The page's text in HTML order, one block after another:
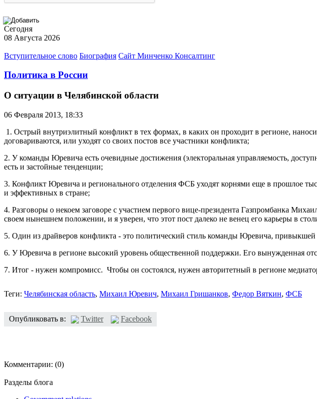
Сегодня
08 Августа 2026
Вступительное слово Биография Сайт Минченко Консалтинг
Политика в России
О ситуации в Челябинской области
06 Февраля 2013, 18:33
1. Острый внутриэлитный конфликт в тех формах, в каких он проходит в регионе,
договариваются, или уходят со своих постов все участники конфликта;
2. У команды Юревича есть очевидные достижения (электоральная управляемость,
есть и застойные тенденции;
3. Конфликт Юревича и регионального отделения ФСБ уходят корнями еще в прошлое
и эффективных в стране;
4. Разговоры о некоем заговоре с участием первого вице-президента Газпромбанка
своем нынешнем положении, и я уверен, что этот пост далеко не венец его карьеры в
5. Один из драйверов конфликта - это политический стиль команды Юревича, привыкшей
6. У Юревича в регионе высокий уровень общественной поддержки. Его вынужденная
7. Итог - нужен компромисс. Чтобы он состоялся, нужен авторитетный в регионе
Теги: Челябинская область, Михаил Юревич, Михаил Гришанков, Федор Вяткин, ФСБ
Опубликовать в: Twitter Facebook
Комментарии: (0)
Разделы блога